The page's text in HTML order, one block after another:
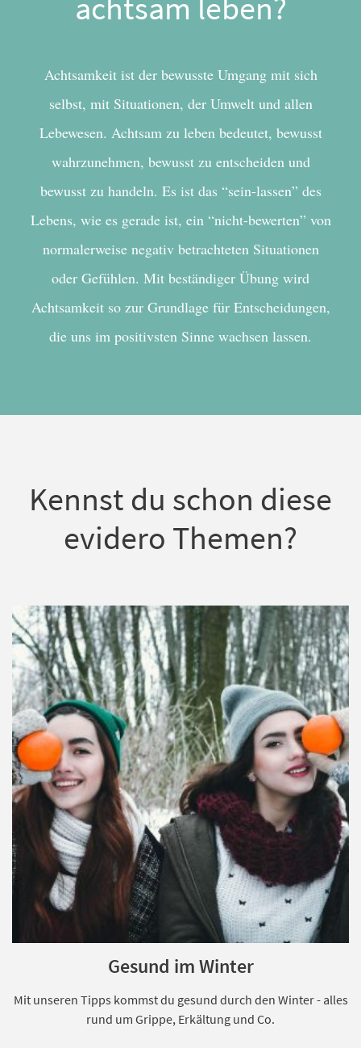
achtsam leben?
Achtsamkeit ist der bewusste Umgang mit sich
selbst, mit Situationen, der Umwelt und allen
Lebewesen. Achtsam zu leben bedeutet, bewusst
wahrzunehmen, bewusst zu entscheiden und
bewusst zu handeln. Es ist das “sein-lassen” des
Lebens, wie es gerade ist, ein “nicht-bewerten” von
normalerweise negativ betrachteten Situationen
oder Gefühlen. Mit beständiger Übung wird
Achtsamkeit so zur Grundlage für Entscheidungen,
die uns im positivsten Sinne wachsen lassen.
Kennst du schon diese
evidero Themen?
Gesund im Winter
Mit unseren Tipps kommst du gesund durch den Winter - alles
rund um Grippe, Erkältung und Co.